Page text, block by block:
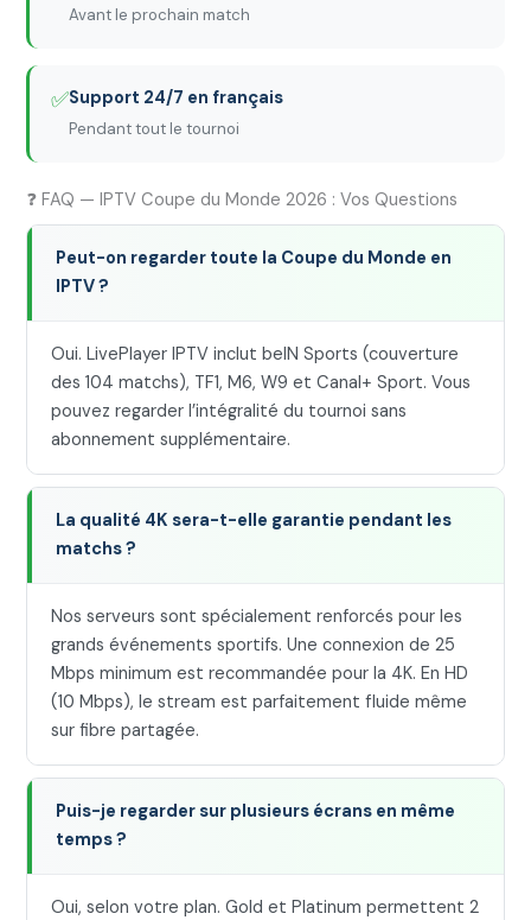
Avant le prochain match
✅Support 24/7 en français
Pendant tout le tournoi
❓ FAQ — IPTV Coupe du Monde 2026 : Vos Questions
Peut-on regarder toute la Coupe du Monde en
IPTV ?
Oui. LivePlayer IPTV inclut beIN Sports (couverture
des 104 matchs), TF1, M6, W9 et Canal+ Sport. Vous
pouvez regarder l’intégralité du tournoi sans
abonnement supplémentaire.
La qualité 4K sera-t-elle garantie pendant les
matchs ?
Nos serveurs sont spécialement renforcés pour les
grands événements sportifs. Une connexion de 25
Mbps minimum est recommandée pour la 4K. En HD
(10 Mbps), le stream est parfaitement fluide même
sur fibre partagée.
Puis-je regarder sur plusieurs écrans en même
temps ?
Oui, selon votre plan. Gold et Platinum permettent 2